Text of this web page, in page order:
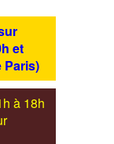
et
Paris)
à 18h